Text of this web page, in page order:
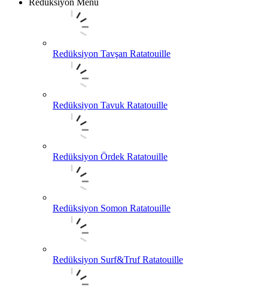
Redüksiyon Menü
Redüksiyon Tavşan Ratatouille
Redüksiyon Tavuk Ratatouille
Redüksiyon Ördek Ratatouille
Redüksiyon Somon Ratatouille
Redüksiyon Surf&Truf Ratatouille